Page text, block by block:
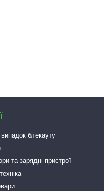
блекауту
та зарядні пристрої